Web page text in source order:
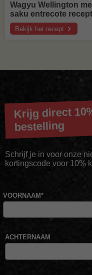
Wagyu Wellington
saku entrecote recept
Bekijk het recept
over
Wagyu
Krijg direct
bestelling
Schrijf je in voor onze
kortingscode voor 10%
VOORNAAM*
ACHTERNAAM